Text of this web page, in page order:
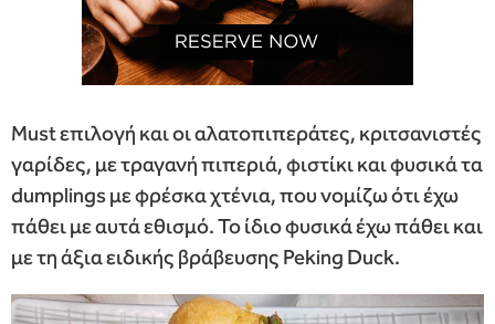
Must επιλογή και οι αλατοπιπεράτες, κριτσανιστές
γαρίδες, με τραγανή πιπεριά, φιστίκι και φυσικά τα
dumplings με φρέσκα χτένια, που νομίζω ότι έχω
πάθει με αυτά εθισμό. Το ίδιο φυσικά έχω πάθει και
με τη άξια ειδικής βράβευσης Peking Duck.